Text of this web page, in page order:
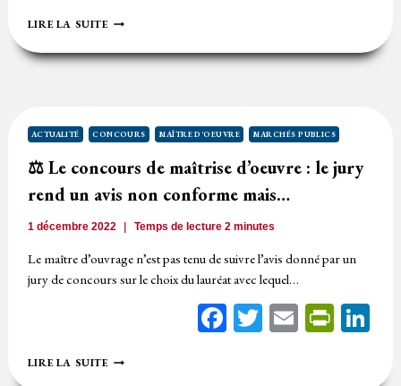
LIRE LA SUITE⚖️
D’UNE
PRIME
D’OEUVRE
UNE
SANS
ACTUALITÉ CONCOURS MAÎTRE D'OEUVRE MARCHÉS PUBLICS
⚖️ Le concours de maîtrise d’oeuvre : le jury
rend un avis non conforme mais…
1 décembre 2022 Temps de lecture2 minutes
Le maître d’ouvrage n’est pas tenu de suivre l’avis donné par un
jury de concours sur le choix du lauréat avec lequel…
Facebook
Twitter
Email
LIRE LA SUITE⚖️